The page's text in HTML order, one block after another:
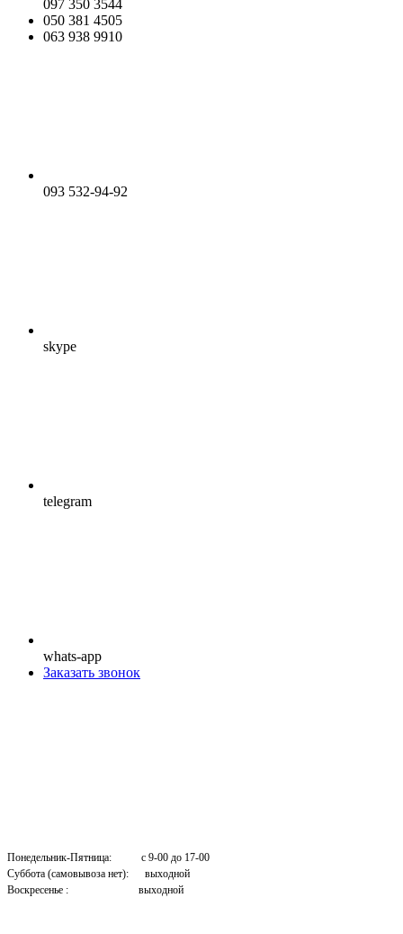
097 350 3544
050 381 4505
063 938 9910
093 532-94-92
skype
telegram
whats-app
Заказать звонок
Понедельник-Пятница: с 9-00 до 17-00
Суббота (самовывоза нет): выходной
Воскресенье : выходной